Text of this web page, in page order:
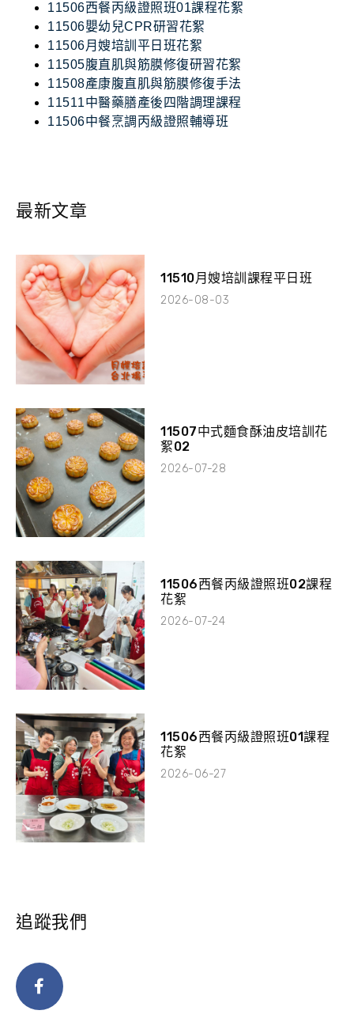
11506西餐丙級證照班01課程花絮
11506嬰幼兒CPR研習花絮
11506月嫂培訓平日班花絮
11505腹直肌與筋膜修復研習花絮
11508產康腹直肌與筋膜修復手法
11511中醫藥膳產後四階調理課程
11506中餐烹調丙級證照輔導班
最新文章
11510月嫂培訓課程平日班
2026-08-03
11507中式麵食酥油皮培訓花
絮02
2026-07-28
11506西餐丙級證照班02課程
花絮
2026-07-24
11506西餐丙級證照班01課程
花絮
2026-06-27
追蹤我們